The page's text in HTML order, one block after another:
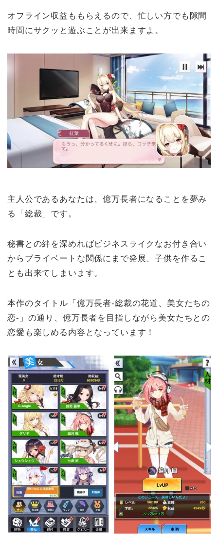
オフライン収益ももらえるので、忙しい方でも隙間
時間にサクッと遊ぶことが出来ますよ。
主人公であるあなたは、億万長者になることを夢み
る「総裁」です。
秘書との絆を深めればビジネスライクなお付き合い
からプライベートな関係にまで発展、子供を作るこ
とも出来てしまいます。
本作のタイトル「億万長者-総裁の花道、美女たちの
恋-」の通り、億万長者を目指しながら美女たちとの
恋愛も楽しめる内容となっています！